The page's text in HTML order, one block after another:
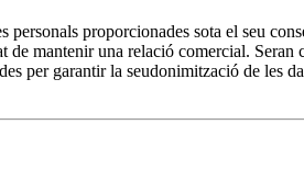
proporcionades sota el seu
mantenir una relació comercial.
per garantir la seudonimització de les